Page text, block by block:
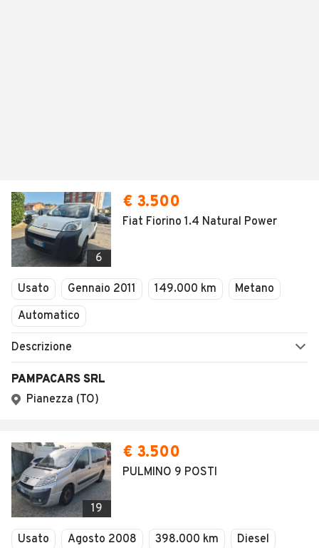
6
€ 3.500
Fiat Fiorino 1.4 Natural Power
Usato Gennaio 2011 149.000 km
Metano
Automatico
Descrizione
PAMPACARS SRL
Pianezza (TO)
19
€ 3.500
PULMINO 9 POSTI
Usato Agosto 2008 398.000 km
Diesel